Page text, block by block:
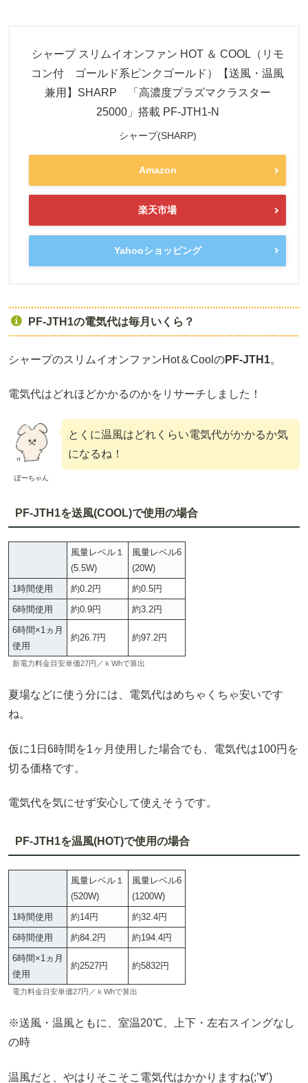
シャープ スリムイオンファン HOT ＆ COOL（リモ
コン付 ゴールド系ピンクゴールド）【送風・温風
兼用】SHARP 「高濃度プラズマクラスター
25000」搭載 PF-JTH1-N
シャープ(SHARP)
Amazon
楽天市場
Yahooショッピング
PF-JTH1の電気代は毎月いくら？
シャープのスリムイオンファンHot＆CoolのPF-JTH1。
電気代はどれほどかかるのかをリサーチしました！
ぽーちゃん
とくに温風はどれくらい電気代がかかるか気
になるね！
PF-JTH1を送風(COOL)で使用の場合
風量レベル１
(5.5W)
風量レベル6
(20W)
1時間使用
約0.2円
約0.5円
6時間使用
約0.9円
約3.2円
6時間×1ヵ月
使用
約26.7円 約97.2円
新電力料金目安単価27円／ｋWhで算出
夏場などに使う分には、電気代はめちゃくちゃ安いです
ね。
仮に1日6時間を1ヶ月使用した場合でも、電気代は100円を
切る価格です。
電気代を気にせず安心して使えそうです。
PF-JTH1を温風(HOT)で使用の場合
風量レベル１
(520W)
風量レベル6
(1200W)
1時間使用
約14円
約32.4円
6時間使用
約84.2円
約194.4円
6時間×1ヵ月
使用
約2527円 約5832円
電力料金目安単価27円／ｋWhで算出
※送風・温風ともに、室温20℃、上下・左右スイングなし
の時
温風だと、やはりそこそこ電気代はかかりますね(;’∀’)